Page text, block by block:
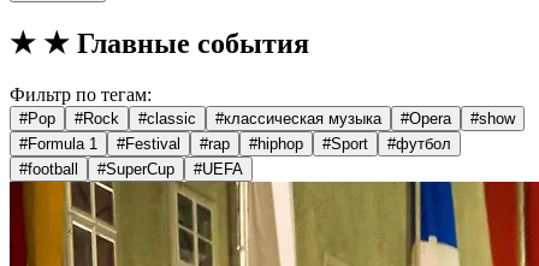
★ ★ Главные события
Фильтр по тегам:
#Pop #Rock #classic #классическая музыка #Opera #show
#Formula 1 #Festival #rap #hiphop #Sport #футбол
#football #SuperCup #UEFA